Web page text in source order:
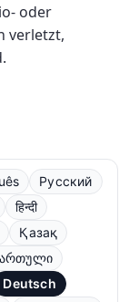
oder
verletzt,
Русский
हिन्दी
Қазақ
Deutsch